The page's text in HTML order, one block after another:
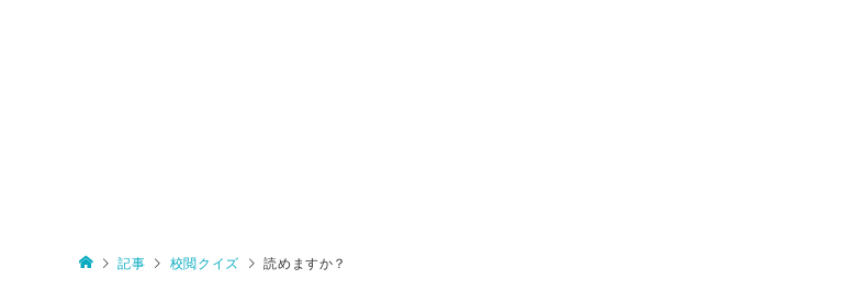
記事 校閲クイズ 読めますか？